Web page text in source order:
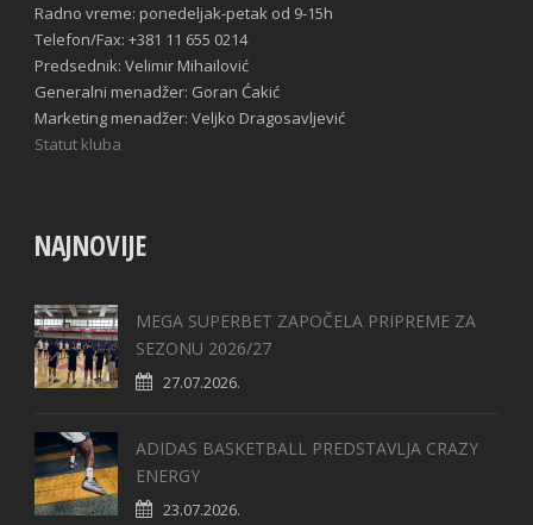
Radno vreme: ponedeljak-petak od 9-15h
Telefon/Fax: +381 11 655 0214
Predsednik: Velimir Mihailović
Generalni menadžer: Goran Ćakić
Marketing menadžer: Veljko Dragosavljević
Statut kluba
NAJNOVIJE
MEGA SUPERBET ZAPOČELA PRIPREME ZA
SEZONU 2026/27
27.07.2026.
ADIDAS BASKETBALL PREDSTAVLJA CRAZY
ENERGY
23.07.2026.